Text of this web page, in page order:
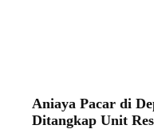
Aniaya Pacar di
Ditangkap Unit